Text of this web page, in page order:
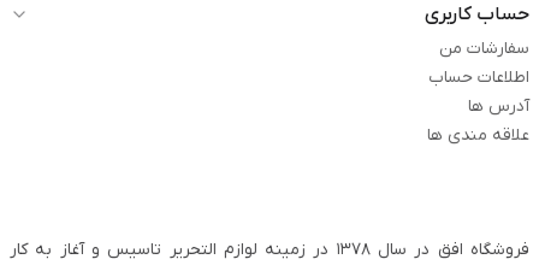
حساب کاربری
سفارشات من
اطلاعات حساب
آدرس ها
علاقه مندی ها
فروشگاه افق در سال ۱۳۷۸ در زمینه لوازم التحریر تاسیس و آغاز به کار